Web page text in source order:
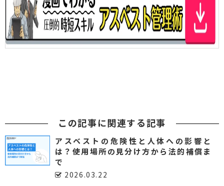
この記事に関連する記事
アスベストの危険性と人体への影響と
は？使用場所の見分け方から法的補償ま
で
2026.03.22